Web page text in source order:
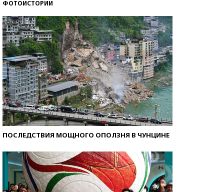
ФОТОИСТОРИИ
ПОСЛЕДСТВИЯ МОЩНОГО ОПОЛЗНЯ В ЧУНЦИНЕ